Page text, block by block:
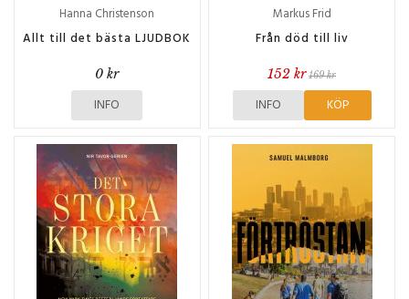
Hanna Christenson
Allt till det bästa LJUDBOK
0 kr
INFO
Markus Frid
Från död till liv
152 kr 169 kr
INFO KÖP